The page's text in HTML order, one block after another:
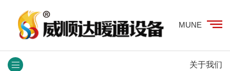
MUNE
关于我们